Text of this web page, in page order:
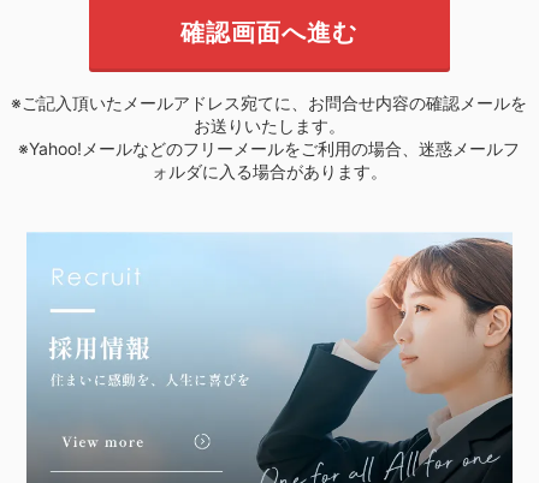
※ご記入頂いたメールアドレス宛てに、お問合せ内容の確認メールを
お送りいたします。
※Yahoo!メールなどのフリーメールをご利用の場合、迷惑メールフ
ォルダに入る場合があります。